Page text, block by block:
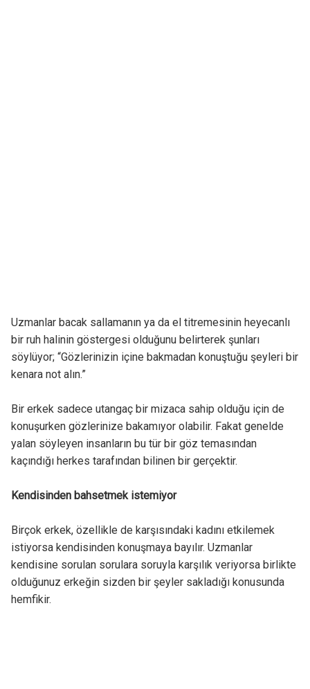
Uzmanlar bacak sallamanın ya da el titremesinin heyecanlı
bir ruh halinin göstergesi olduğunu belirterek şunları
söylüyor; “Gözlerinizin içine bakmadan konuştuğu şeyleri bir
kenara not alın.”
Bir erkek sadece utangaç bir mizaca sahip olduğu için de
konuşurken gözlerinize bakamıyor olabilir. Fakat genelde
yalan söyleyen insanların bu tür bir göz temasından
kaçındığı herkes tarafından bilinen bir gerçektir.
Kendisinden bahsetmek istemiyor
Birçok erkek, özellikle de karşısındaki kadını etkilemek
istiyorsa kendisinden konuşmaya bayılır. Uzmanlar
kendisine sorulan sorulara soruyla karşılık veriyorsa birlikte
olduğunuz erkeğin sizden bir şeyler sakladığı konusunda
hemfikir.